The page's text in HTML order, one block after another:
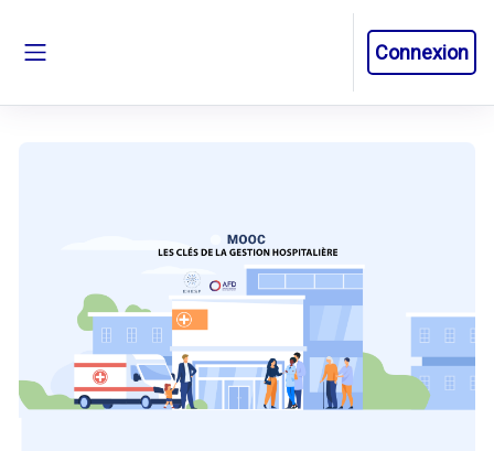
Connexion